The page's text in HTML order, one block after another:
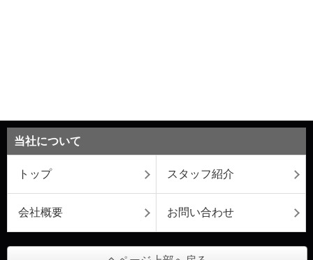
当社について
トップ スタッフ紹介
会社概要 お問い合わせ